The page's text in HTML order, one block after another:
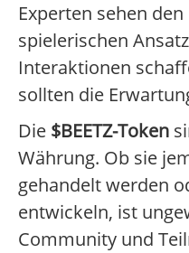
Experten sehen
spielerischen
Interaktionen
sollten die
Die $BEETZ-Token
Währung. Ob sie
gehandelt werden
entwickeln, ist
Community und